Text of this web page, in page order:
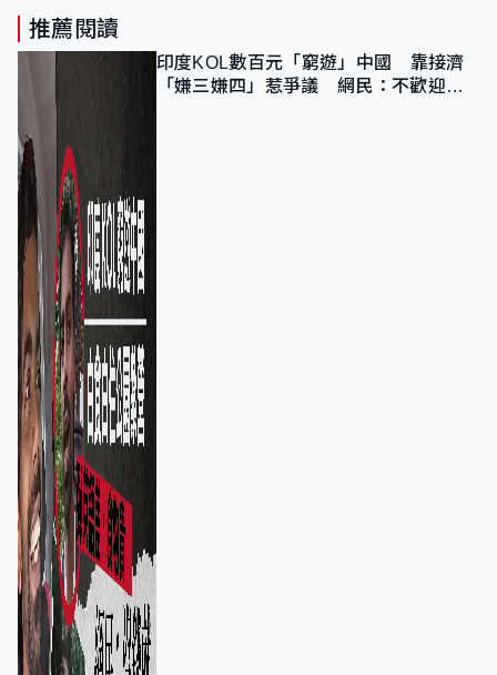
推薦閱讀
印度KOL數百元「窮遊」中國 靠接濟
「嫌三嫌四」惹爭議 網民：不歡迎劣